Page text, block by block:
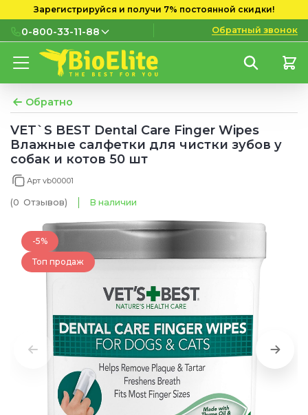
Зарегистрируйся и получи 7% постоянной скидки!
0-800-33-11-88
0-800-33-11-88
мобильных номеров
(097) 133 11 88
(095) 133 11 88
(073) 133 11 88
Обратный звонок
Обратно
VET`S BEST Dental Care Finger Wipes
Влажные салфетки для чистки зубов у
собак и котов 50 шт
Арт vb00001
(0 Отзывов) В наличии
-5%
Топ продаж